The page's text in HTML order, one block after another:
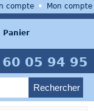
05 94 95
Panier
compte Mon compte